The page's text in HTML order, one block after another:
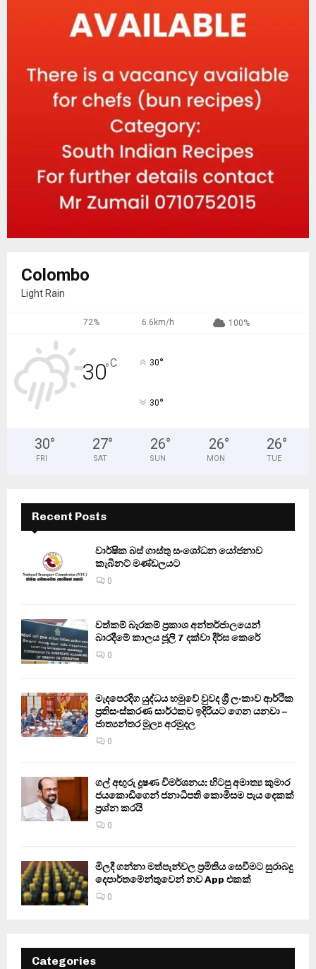
Colombo
Light Rain
72% 6.6km/h 100%
30°C 30°
30°
30°
FRI
27°
SAT
26°
SUN
26°
MON
26°
TUE
Recent Posts
වාර්ෂික බස් ගාස්තු සංශෝධන යෝජනාව
කැබිනට් මණ්ඩලයට
0
වත්කම් බැරකම් ප්‍රකාශ අන්තර්ජාලයෙන්
බාරදීමේ කාලය ජූලි 7 දක්වා දීර්ඝ කෙරේ
0
මැදපෙරදිග යුද්ධය හමුවේ වුවද ශ්‍රී ලංකාව ආර්ථික
ප්‍රතිසංස්කරණ සාර්ථකව ඉදිරියට ගෙන යනවා –
ජාත්‍යන්තර මූල්‍ය අරමුදල
0
ගල් අඟුරු දූෂණ විමර්ශනය: හිටපු අමාත්‍ය කුමාර
ජයකොඩිගෙන් ජනාධිපති කොමිසම පැය දෙකක්
ප්‍රශ්න කරයි
0
මිලදී ගන්නා මත්පැන්වල ප්‍රමිතිය සෙවීමට සුරාබදු
දෙපාර්තමේන්තුවෙන් නව App එකක්
0
Categories